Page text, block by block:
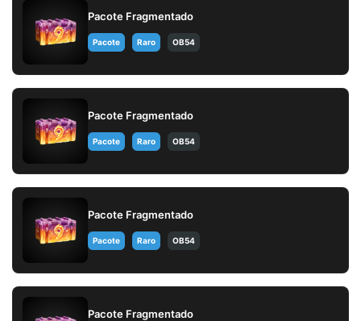
Pacote Fragmentado
Pacote Raro OB54
Pacote Fragmentado
Pacote Raro OB54
Pacote Fragmentado
Pacote Raro OB54
Pacote Fragmentado